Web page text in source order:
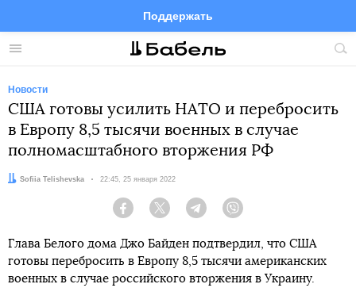
Меню
Поддержать
FacebookTelegramTwitter
Новости
США готовы усилить НАТО и перебросить
в Европу 8,5 тысячи военных в случае
полномасштабного вторжения РФ
Автор:
Sofiia Telishevska Дата:
22:45, 25 января 2022
Facebook Twitter Telegram
Глава Белого дома Джо Байден подтвердил, что США
готовы перебросить в Европу 8,5 тысячи американских
военных в случае российского вторжения в Украину.